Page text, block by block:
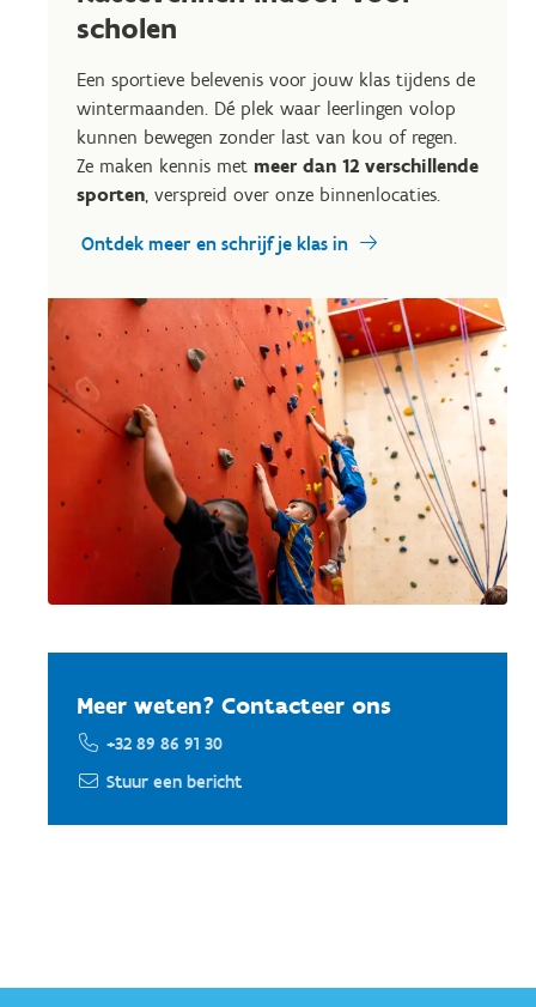
scholen
Een sportieve belevenis voor jouw klas tijdens de
wintermaanden. Dé plek waar leerlingen volop
kunnen bewegen zonder last van kou of regen.
Ze maken kennis met meer dan 12 verschillende
sporten, verspreid over onze binnenlocaties.
Ontdek meer en schrijf je klas in
Meer weten? Contacteer ons
+32 89 86 91 30
Stuur een bericht